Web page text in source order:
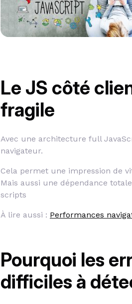
Le JS côté
fragile
Avec une architecture full
navigateur.
Cela permet une impression de
Mais aussi une dépendance
scripts
À lire aussi : Performances
Pourquoi les
difficiles à